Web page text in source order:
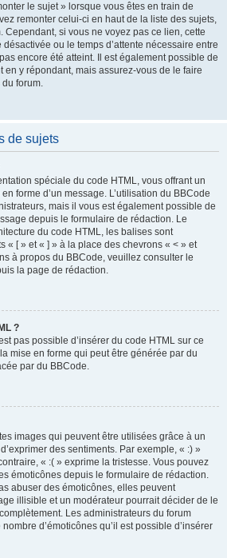
le sujet » lorsque vous êtes en train de
remonter celui-ci en haut de la liste des sujets,
Cependant, si vous ne voyez pas ce lien, cette
ou le temps d’attente nécessaire entre
encore été atteint. Il est également possible de
en y répondant, mais assurez-vous de le faire
forum.
de sujets
spéciale du code HTML, vous offrant un
forme d’un message. L’utilisation du BBCode
mais il vous est également possible de
depuis le formulaire de rédaction. Le
du code HTML, les balises sont
« [ » et « ] » à la place des chevrons « < » et
à propos du BBCode, veuillez consulter le
la page de rédaction.
?
pas possible d’insérer du code HTML sur ce
mise en forme qui peut être générée par du
par du BBCode.
images qui peuvent être utilisées grâce à un
des sentiments. Par exemple, « :) »
« :( » exprime la tristesse. Vous pouvez
émoticônes depuis le formulaire de rédaction.
abuser des émoticônes, elles peuvent
illisible et un modérateur pourrait décider de le
Les administrateurs du forum
d’émoticônes qu’il est possible d’insérer